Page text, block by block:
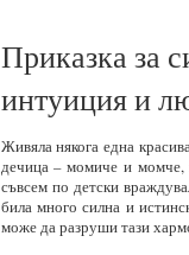
Приказка за
интуиция и
Живяла някога една
дечица – момиче и момче,
съвсем по детски
била много силна и
може да разруши тази